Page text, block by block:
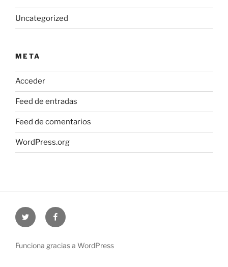
Uncategorized
META
Acceder
Feed de entradas
Feed de comentarios
WordPress.org
Twitter Facebook
Funciona gracias a WordPress